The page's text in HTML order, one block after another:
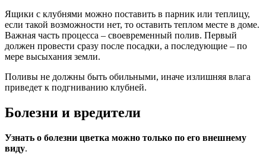
Ящики с клубнями можно поставить в парник или теплицу,
если такой возможности нет, то оставить теплом месте в доме.
Важная часть процесса – своевременный полив. Первый
должен провести сразу после посадки, а последующие – по
мере высыхания земли.
Поливы не должны быть обильными, иначе излишняя влага
приведет к подгниванию клубней.
Болезни и вредители
Узнать о болезни цветка можно только по его внешнему
виду.